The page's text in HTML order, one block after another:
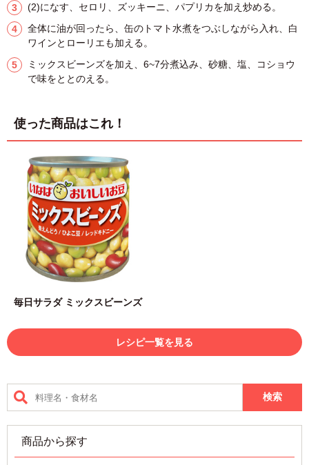
(2)になす、セロリ、ズッキーニ、パプリカを加え炒める。
全体に油が回ったら、缶のトマト水煮をつぶしながら入れ、白
ワインとローリエも加える。
ミックスビーンズを加え、6~7分煮込み、砂糖、塩、コショウ
で味をととのえる。
使った商品はこれ！
毎日サラダ ミックスビーンズ
レシピ一覧を見る
商品から探す